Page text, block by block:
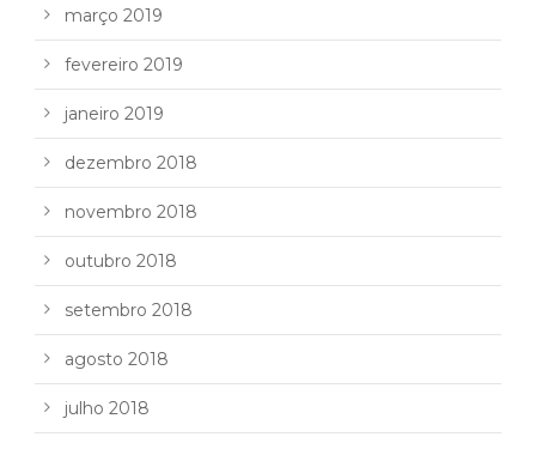
março 2019
fevereiro 2019
janeiro 2019
dezembro 2018
novembro 2018
outubro 2018
setembro 2018
agosto 2018
julho 2018